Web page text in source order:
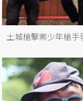
土城槍擊案少年槍手